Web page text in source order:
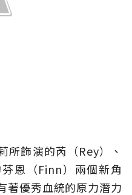
所飾演的芮（Rey）、
恩（Finn）兩個新角
著優秀血統的原力潛力